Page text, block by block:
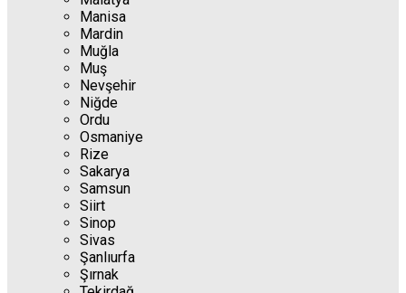
Manisa
Mardin
Muğla
Muş
Nevşehir
Niğde
Ordu
Osmaniye
Rize
Sakarya
Samsun
Siirt
Sinop
Sivas
Şanlıurfa
Şırnak